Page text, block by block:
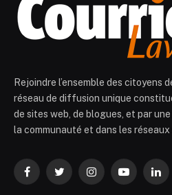
Rejoindre l’ensemble des citoyens
réseau de diffusion unique
de sites web, de blogues, et par
la communauté et dans les
FacebookTwitterInstagramYouTube